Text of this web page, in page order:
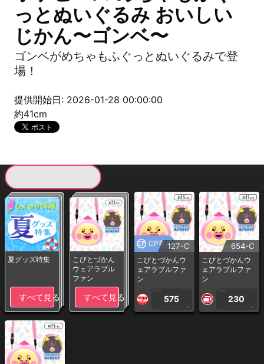
っとぬいぐるみ おいしい
じかん〜ゴンベ〜
ゴンベがめちゃもふぐっとぬいぐるみで登
場！
提供開始日: 2026-01-28 00:00:00
約41cm
夏グッズ特集
すべて見る
こびとづかん
ウェアラブル
ファン
すべて見る
CP専用127-C
こびとづかんウ
ェアラブルファ
ン
1PLAY
575
CP
654-C
こびとづかんウ
ェアラブルファ
ン
1PLAY
230
CP